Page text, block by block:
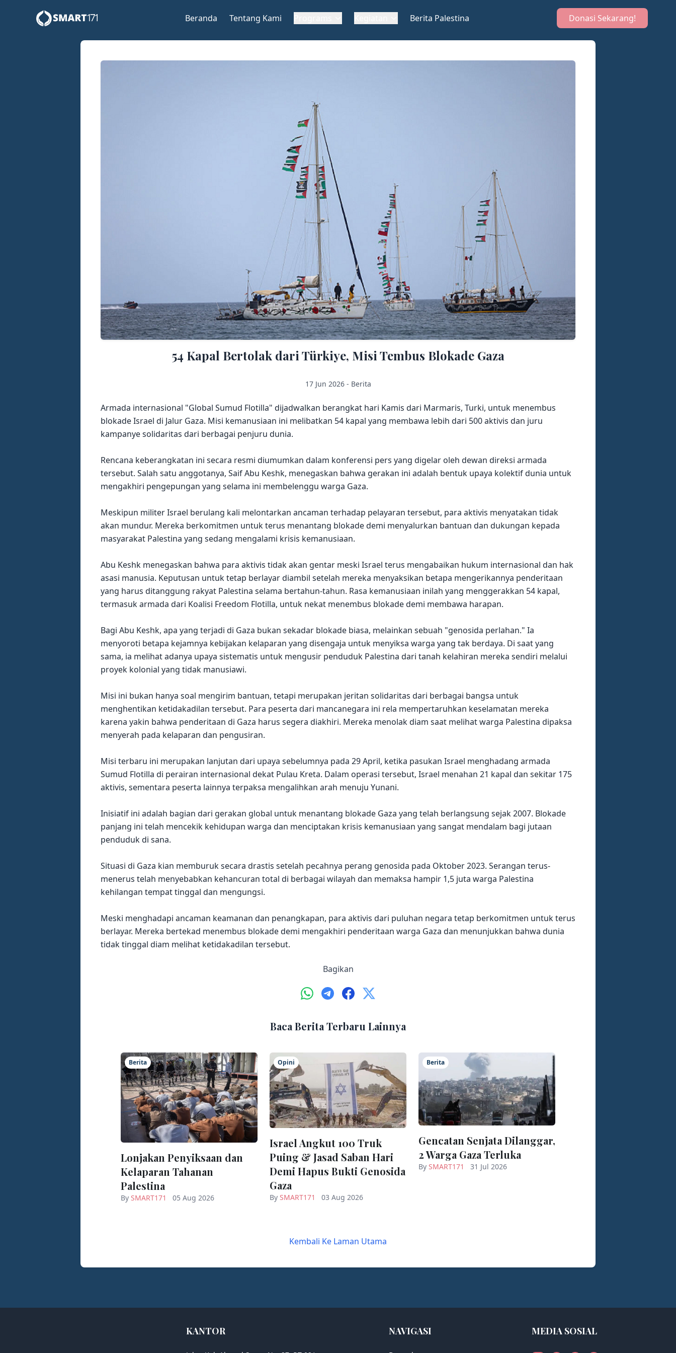
Beranda Tentang Kami Berita Palestina Donasi Sekarang!
54 Kapal Bertolak dari Türkiye, Misi Tembus Blokade Gaza
17 Jun 2026 - Berita
Armada internasional "Global Sumud Flotilla" dijadwalkan berangkat hari Kamis dari Marmaris, Turki, untuk menembus
blokade Israel di Jalur Gaza. Misi kemanusiaan ini melibatkan 54 kapal yang membawa lebih dari 500 aktivis dan juru
kampanye solidaritas dari berbagai penjuru dunia.
Rencana keberangkatan ini secara resmi diumumkan dalam konferensi pers yang digelar oleh dewan direksi armada
tersebut. Salah satu anggotanya, Saif Abu Keshk, menegaskan bahwa gerakan ini adalah bentuk upaya kolektif dunia untuk
mengakhiri pengepungan yang selama ini membelenggu warga Gaza.
Meskipun militer Israel berulang kali melontarkan ancaman terhadap pelayaran tersebut, para aktivis menyatakan tidak
akan mundur. Mereka berkomitmen untuk terus menantang blokade demi menyalurkan bantuan dan dukungan kepada
masyarakat Palestina yang sedang mengalami krisis kemanusiaan.
Abu Keshk menegaskan bahwa para aktivis tidak akan gentar meski Israel terus mengabaikan hukum internasional dan hak
asasi manusia. Keputusan untuk tetap berlayar diambil setelah mereka menyaksikan betapa mengerikannya penderitaan
yang harus ditanggung rakyat Palestina selama bertahun-tahun. Rasa kemanusiaan inilah yang menggerakkan 54 kapal,
termasuk armada dari Koalisi Freedom Flotilla, untuk nekat menembus blokade demi membawa harapan.
Bagi Abu Keshk, apa yang terjadi di Gaza bukan sekadar blokade biasa, melainkan sebuah "genosida perlahan." Ia
menyoroti betapa kejamnya kebijakan kelaparan yang disengaja untuk menyiksa warga yang tak berdaya. Di saat yang
sama, ia melihat adanya upaya sistematis untuk mengusir penduduk Palestina dari tanah kelahiran mereka sendiri melalui
proyek kolonial yang tidak manusiawi.
Misi ini bukan hanya soal mengirim bantuan, tetapi merupakan jeritan solidaritas dari berbagai bangsa untuk
menghentikan ketidakadilan tersebut. Para peserta dari mancanegara ini rela mempertaruhkan keselamatan mereka
karena yakin bahwa penderitaan di Gaza harus segera diakhiri. Mereka menolak diam saat melihat warga Palestina dipaksa
menyerah pada kelaparan dan pengusiran.
Misi terbaru ini merupakan lanjutan dari upaya sebelumnya pada 29 April, ketika pasukan Israel menghadang armada
Sumud Flotilla di perairan internasional dekat Pulau Kreta. Dalam operasi tersebut, Israel menahan 21 kapal dan sekitar 175
aktivis, sementara peserta lainnya terpaksa mengalihkan arah menuju Yunani.
Inisiatif ini adalah bagian dari gerakan global untuk menantang blokade Gaza yang telah berlangsung sejak 2007. Blokade
panjang ini telah mencekik kehidupan warga dan menciptakan krisis kemanusiaan yang sangat mendalam bagi jutaan
penduduk di sana.
Situasi di Gaza kian memburuk secara drastis setelah pecahnya perang genosida pada Oktober 2023. Serangan terus-
menerus telah menyebabkan kehancuran total di berbagai wilayah dan memaksa hampir 1,5 juta warga Palestina
kehilangan tempat tinggal dan mengungsi.
Meski menghadapi ancaman keamanan dan penangkapan, para aktivis dari puluhan negara tetap berkomitmen untuk terus
berlayar. Mereka bertekad menembus blokade demi mengakhiri penderitaan warga Gaza dan menunjukkan bahwa dunia
tidak tinggal diam melihat ketidakadilan tersebut.
Bagikan
Baca Berita Terbaru Lainnya
Berita
Lonjakan Penyiksaan dan
Kelaparan Tahanan
Palestina
By SMART171 05 Aug 2026
Opini
Israel Angkut 100 Truk
Puing & Jasad Saban Hari
Demi Hapus Bukti Genosida
Gaza
By SMART171 03 Aug 2026
Berita
Gencatan Senjata Dilanggar,
2 Warga Gaza Terluka
By SMART171 31 Jul 2026
Kembali Ke Laman Utama
KANTOR NAVIGASI MEDIA SOSIAL